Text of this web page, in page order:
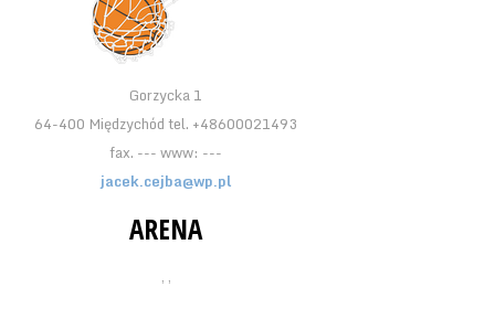
Gorzycka 1
64-400 Międzychód tel. +48600021493
fax. --- www: ---
jacek.cejba@wp.pl
ARENA
, ,